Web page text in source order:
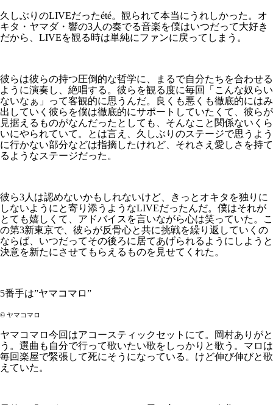
久しぶりのLIVEだったété。観られて本当にうれしかった。オ
キタ・ヤマダ・響の3人の奏でる音楽を僕はいつだって大好き
だから、LIVEを観る時は単純にファンに戻ってしまう。
彼らは彼らの持つ圧倒的な哲学に、まるで自分たちを合わせる
ように演奏し、絶唱する。彼らを観る度に毎回「こんな奴らい
ないなぁ」って客観的に思うんだ。良くも悪くも徹底的にはみ
出していく彼らを僕は徹底的にサポートしていたくて、彼らが
見据えるものがなんだったとしても、そんなこと関係ないくら
いにやられていて。とは言え、久しぶりのステージで思うよう
に行かない部分などは指摘したけれど、それさえ愛しさを持て
るようなステージだった。
彼ら3人は認めないかもしれないけど、きっとオキタを独りに
しないようにと寄り添うようなLIVEだったんだ。僕はそれが
とても嬉しくて、アドバイスを言いながら心は笑っていた。こ
の第3新東京で、彼らが反骨心と共に挑戦を繰り返していくの
ならば、いつだってその後ろに居てあげられるようにしようと
決意を新たにさせてもらえるものを見せてくれた。
5番手は”ヤマコマロ”
©︎ ヤマコマロ
ヤマコマロ今回はアコースティックセットにて。岡村ありがと
う。選曲も自分で行って歌いたい歌をしっかりと歌う。マロは
毎回楽屋で緊張して死にそうになっている。けど伸び伸びと歌
えていた。